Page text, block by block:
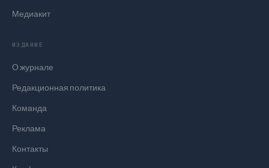
Медиакит
ИЗДАНИЕ
О журнале
Редакционная политика
Команда
Реклама
Контакты